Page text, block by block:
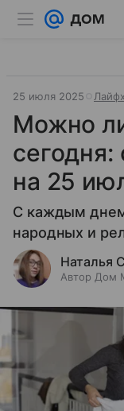
25 июля 2025
Можно
сегодня:
на 25
С каждым днем
народных и
Наталья
Автор Дом